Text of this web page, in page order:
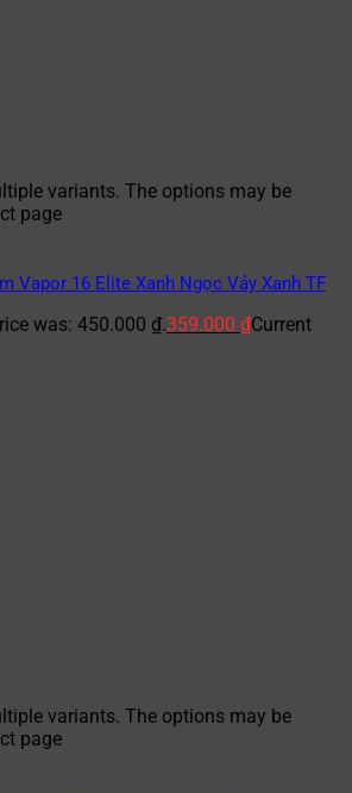
variants. The options may be
page
Vapor 16 Elite Xanh Ngọc Vảy Xanh TF
was: 450.000 ₫.359.000 ₫Current
variants. The options may be
page